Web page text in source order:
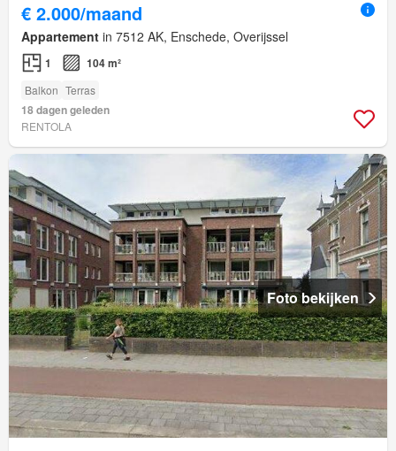
€ 2.000/maand
Appartement in 7512 AK, Enschede, Overijssel
1 104 m²
Balkon Terras
18 dagen geleden
RENTOLA
Foto bekijken